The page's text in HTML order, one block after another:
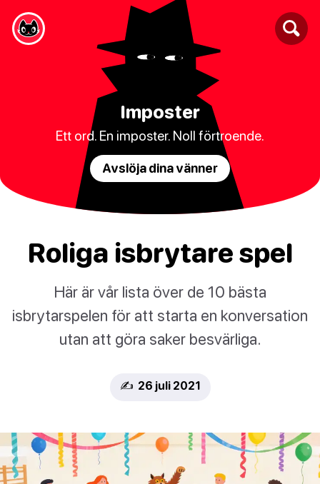
Imposter
Ett ord. En imposter. Noll förtroende.
Avslöja dina vänner
Roliga isbrytare spel
Här är vår lista över de 10 bästa
isbrytarspelen för att starta en konversation
utan att göra saker besvärliga.
✍️ 26 juli 2021